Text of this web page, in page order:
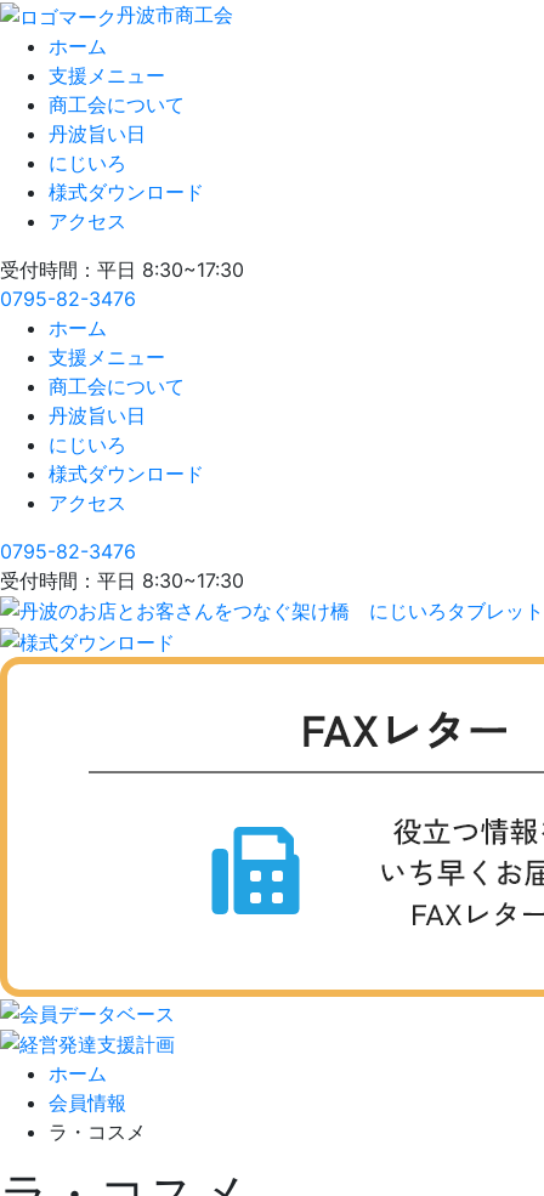
丹波市商工会
ホーム
支援メニュー
商工会について
丹波旨い日
にじいろ
様式ダウンロード
アクセス
受付時間：平日 8:30~17:30
0795-82-3476
ホーム
支援メニュー
商工会について
丹波旨い日
にじいろ
様式ダウンロード
アクセス
0795-82-3476
受付時間：平日 8:30~17:30
ホーム
会員情報
ラ・コスメ